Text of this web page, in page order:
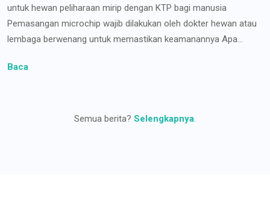
untuk hewan peliharaan mirip dengan KTP bagi manusia
Pemasangan microchip wajib dilakukan oleh dokter hewan atau
lembaga berwenang untuk memastikan keamanannya Apa...
Baca
Semua berita? Selengkapnya